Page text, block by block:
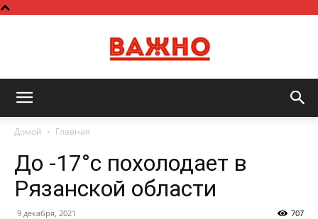
Домой Главная
До -17°с похолодает в
Рязанской области
9 декабря, 2021 707